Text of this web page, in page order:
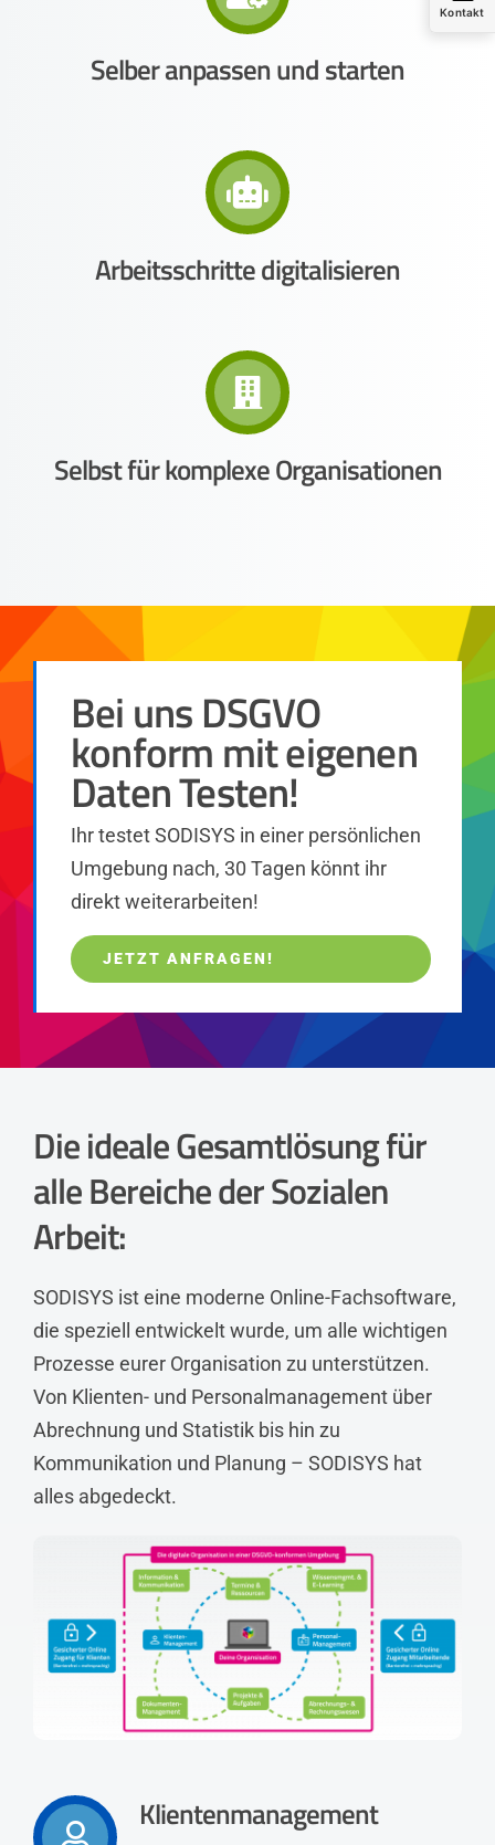
Kontakt
Selber anpassen und starten
Arbeitsschritte digitalisieren
Selbst für komplexe Organisationen
Bei uns DSGVO
konform mit eigenen
Daten Testen!
Ihr testet SODISYS in einer persönlichen
Umgebung nach, 30 Tagen könnt ihr
direkt weiterarbeiten!
JETZT ANFRAGEN!
Die ideale Gesamtlösung für
alle Bereiche der Sozialen
Arbeit:
SODISYS ist eine moderne Online-Fachsoftware,
die speziell entwickelt wurde, um alle wichtigen
Prozesse eurer Organisation zu unterstützen.
Von Klienten- und Personalmanagement über
Abrechnung und Statistik bis hin zu
Kommunikation und Planung – SODISYS hat
alles abgedeckt.
Klientenmanagement